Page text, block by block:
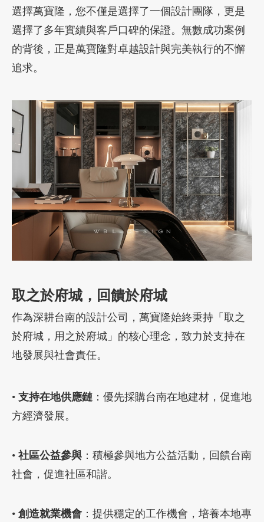
選擇萬寶隆，您不僅是選擇了一個設計團隊，更是
選擇了多年實績與客戶口碑的保證。無數成功案例
的背後，正是萬寶隆對卓越設計與完美執行的不懈
追求。
取之於府城，回饋於府城
作為深耕台南的設計公司，萬寶隆始終秉持「取之
於府城，用之於府城」的核心理念，致力於支持在
地發展與社會責任。
• 支持在地供應鏈 ：優先採購台南在地建材，促進地
方經濟發展。
• 社區公益參與 ：積極參與地方公益活動，回饋台南
社會，促進社區和諧。
• 創造就業機會 ：提供穩定的工作機會，培養本地專